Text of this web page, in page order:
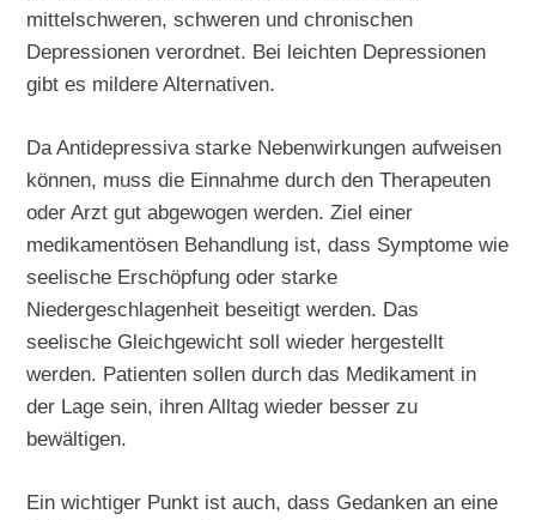
mittelschweren, schweren und chronischen
Depressionen verordnet. Bei leichten Depressionen
gibt es mildere Alternativen.
Da Antidepressiva starke Nebenwirkungen aufweisen
können, muss die Einnahme durch den Therapeuten
oder Arzt gut abgewogen werden. Ziel einer
medikamentösen Behandlung ist, dass Symptome wie
seelische Erschöpfung oder starke
Niedergeschlagenheit beseitigt werden. Das
seelische Gleichgewicht soll wieder hergestellt
werden. Patienten sollen durch das Medikament in
der Lage sein, ihren Alltag wieder besser zu
bewältigen.
Ein wichtiger Punkt ist auch, dass Gedanken an eine